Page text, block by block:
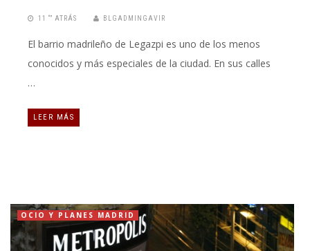
11 “” ATRÁS BLGADMINGAVIR
El barrio madrileño de Legazpi es uno de los menos
conocidos y más especiales de la ciudad. En sus calles
…
LEER MÁS
OCIO Y PLANES MADRID